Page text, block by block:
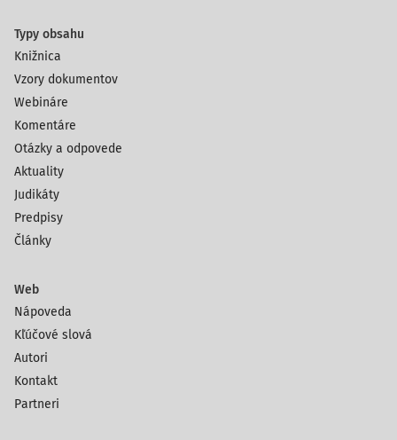
Typy obsahu
Knižnica
Vzory dokumentov
Webináre
Komentáre
Otázky a odpovede
Aktuality
Judikáty
Predpisy
Články
Web
Nápoveda
Kľúčové slová
Autori
Kontakt
Partneri